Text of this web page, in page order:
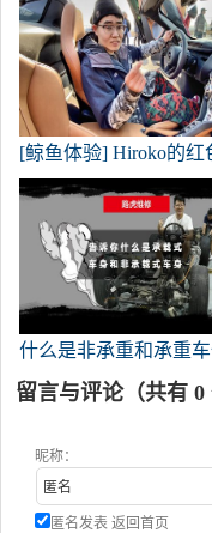
[鲸鱼体验] Hiroko的红
和高性能汽车日
什么是非承重和承重车
留言与评论（共有 0
昵称：
匿名发表 返回首页